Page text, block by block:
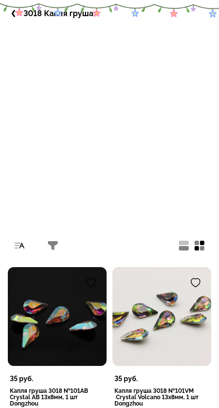
3018 Капля груша
35руб.
Капля груша 3018 №101AB
Crystal AB 13х8мм, 1 шт
Dongzhou
35руб.
Капля груша 3018 №101VM
Crystal Volcano 13х8мм, 1 шт
Dongzhou